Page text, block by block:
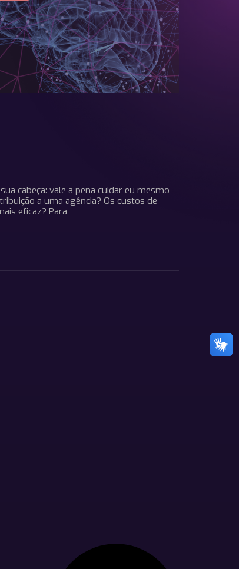
cabeça: vale a pena cuidar eu mesmo
a uma agência? Os custos de
eficaz? Para